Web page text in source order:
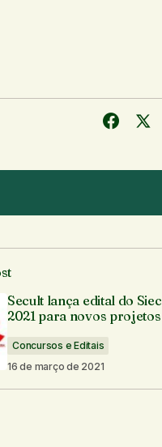
são marcados com *
Secult lança edital do Siec
2021 para novos projetos
Concursos e Editais
16 de março de 2021